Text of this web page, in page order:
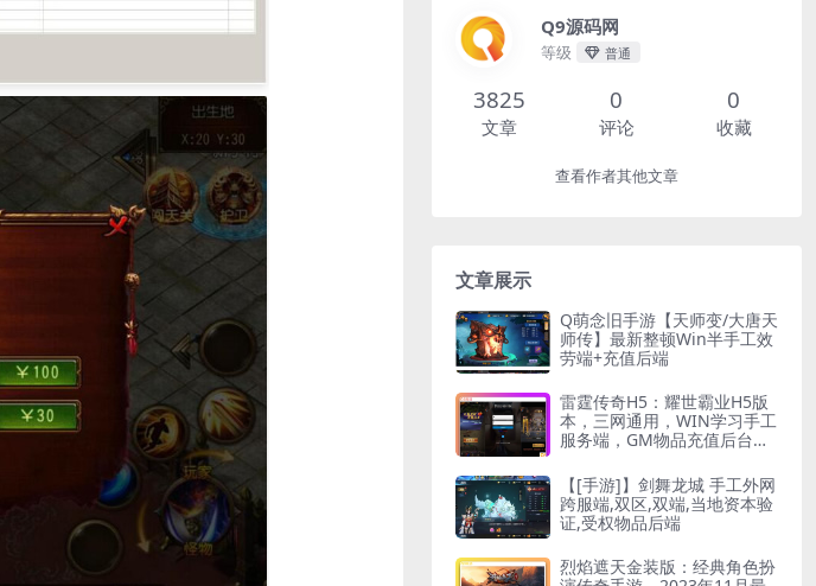
Q9源码网
等级 普通
3825
文章
0
评论
0
收藏
查看作者其他文章
文章展示
Q萌念旧手游【天师变/大唐天
师传】最新整顿Win半手工效
劳端+充值后端
雷霆传奇H5：耀世霸业H5版
本，三网通用，WIN学习手工
服务端，GM物品充值后台，
【[手游]】剑舞龙城 手工外网
跨服端,双区,双端,当地资本验
证,受权物品后端
烈焰遮天金装版：经典角色扮